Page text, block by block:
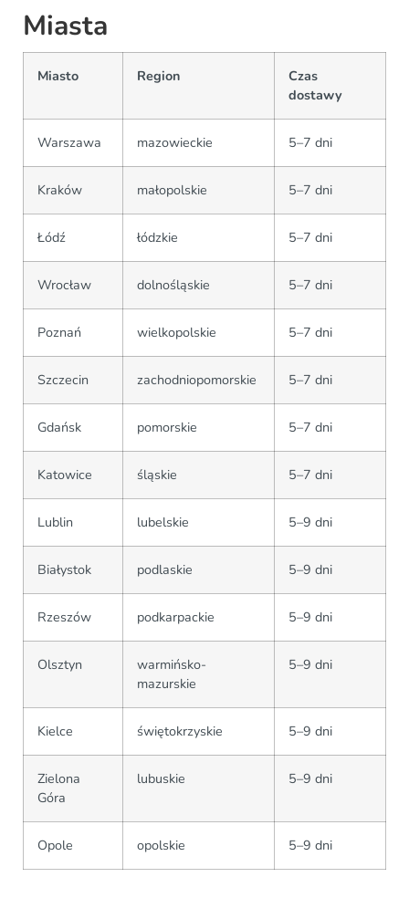
Miasta
Miasto Region
Czas
dostawy
Warszawa mazowieckie 5–7 dni
Kraków małopolskie 5–7 dni
Łódź łódzkie 5–7 dni
Wrocław dolnośląskie 5–7 dni
Poznań wielkopolskie 5–7 dni
Szczecin zachodniopomorskie 5–7 dni
Gdańsk pomorskie 5–7 dni
Katowice śląskie 5–7 dni
Lublin lubelskie 5–9 dni
Białystok podlaskie 5–9 dni
Rzeszów podkarpackie 5–9 dni
Olsztyn
warmińsko-
mazurskie
5–9 dni
Kielce świętokrzyskie 5–9 dni
Zielona
Góra
lubuskie 5–9 dni
Opole opolskie 5–9 dni